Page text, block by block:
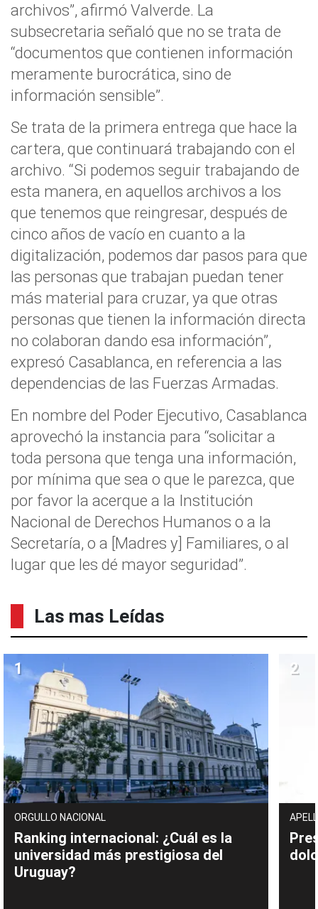
archivos”, afirmó Valverde. La
subsecretaria señaló que no se trata de
“documentos que contienen información
meramente burocrática, sino de
información sensible”.
Se trata de la primera entrega que hace la
cartera, que continuará trabajando con el
archivo. “Si podemos seguir trabajando de
esta manera, en aquellos archivos a los
que tenemos que reingresar, después de
cinco años de vacío en cuanto a la
digitalización, podemos dar pasos para que
las personas que trabajan puedan tener
más material para cruzar, ya que otras
personas que tienen la información directa
no colaboran dando esa información”,
expresó Casablanca, en referencia a las
dependencias de las Fuerzas Armadas.
En nombre del Poder Ejecutivo, Casablanca
aprovechó la instancia para “solicitar a
toda persona que tenga una información,
por mínima que sea o que le parezca, que
por favor la acerque a la Institución
Nacional de Derechos Humanos o a la
Secretaría, o a [Madres y] Familiares, o al
lugar que les dé mayor seguridad”.
Las mas Leídas
ORGULLO NACIONAL
Ranking internacional: ¿Cuál es la
universidad más prestigiosa del
Uruguay?